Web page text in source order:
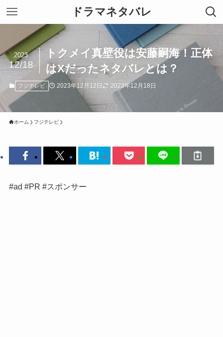
ドラマネタバレ
トクメイ真壁役は安藤嗣海！正体
はXだったネタバレとは？
2023
12/18
フジテレビ 2023年12月12日 2023年12月18日
ホーム フジテレビ
#ad #PR #スポンサー